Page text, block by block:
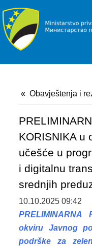
Obavještenja i
KORISNIKA u
učešće u
i digitalnu
srednjih
10.10.2025 09:42
okviru Javnog
podrške za
OBAVJEŠTENJA I
DOKUMENTI
OBRASCI
OSTALO
JAVNE NABAVKE
PROJEKTI
BACK ON TRACK
SYSTEM EU